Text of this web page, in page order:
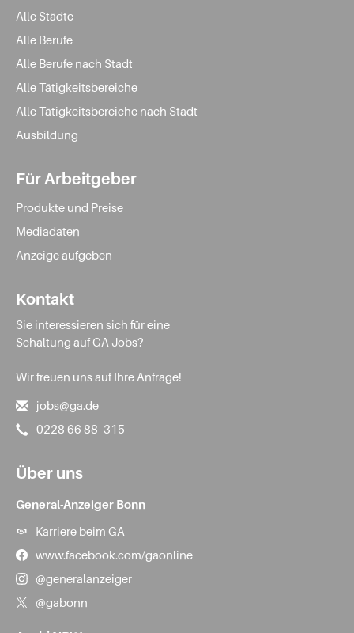
Alle Städte
Alle Berufe
Alle Berufe nach Stadt
Alle Tätigkeitsbereiche
Alle Tätigkeitsbereiche nach Stadt
Ausbildung
Für Arbeitgeber
Produkte und Preise
Mediadaten
Anzeige aufgeben
Kontakt
Sie interessieren sich für eine
Schaltung auf GA Jobs?
Wir freuen uns auf Ihre Anfrage!
jobs@ga.de
0228 66 88 -315
Über uns
General-Anzeiger Bonn
Karriere beim GA
www.facebook.com/gaonline
@generalanzeiger
@gabonn